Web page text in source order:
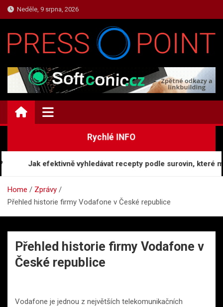
Skip
to
Neděle, 9 srpna, 2026
ZPRAVY.PRESS-POINT.CZ
Zprávy a Informace
Rychlé INFO
Jak efektivně vyhledávat recepty podle surovin, které
Home
Zprávy
Přehled historie firmy Vodafone v České republice
Přehled historie firmy Vodafone v
České republice
Vodafone je jednou z největších telekomunikačních